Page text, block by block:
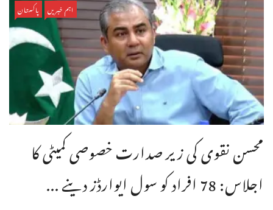
اہم خبریں پاکستان
محسن نقوی کی زیر صدارت خصوصی کمیٹی کا
اجلاس: 78 افراد کو سول ایوارڈز دینے ...